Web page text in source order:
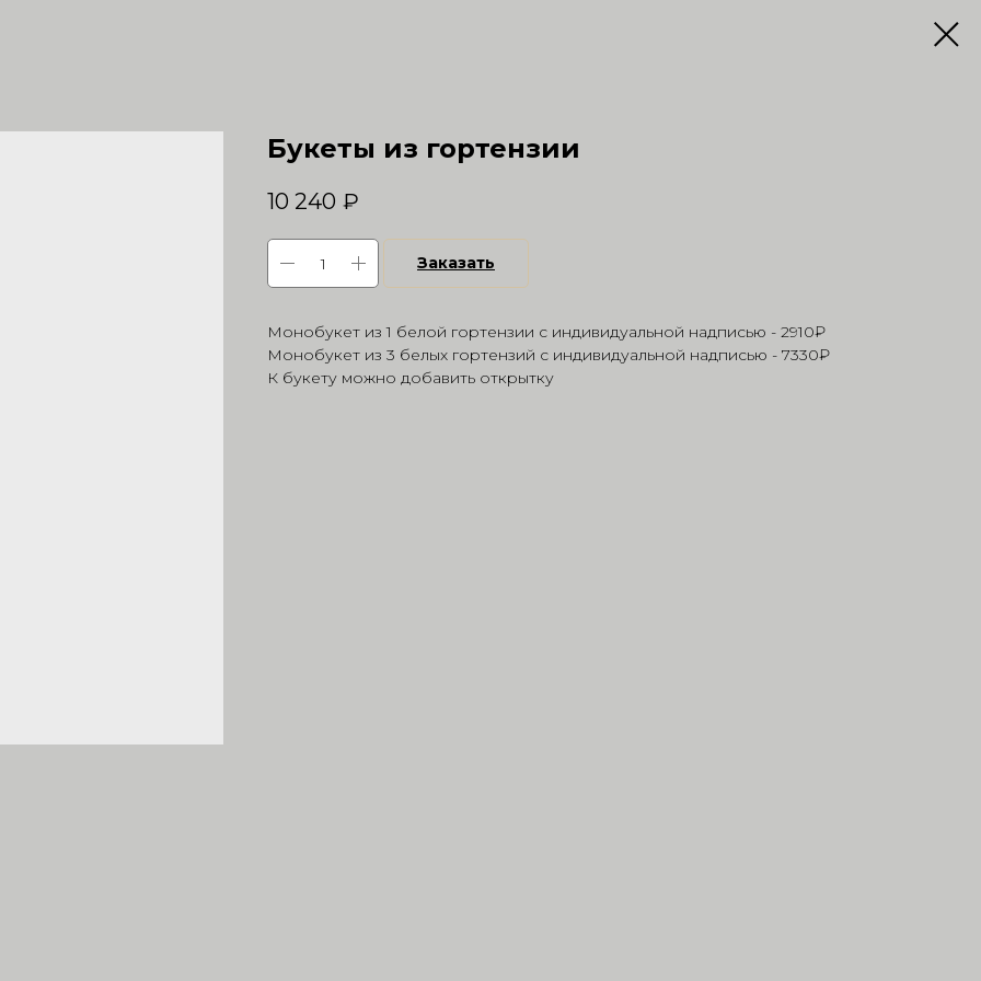
Букеты из гортензии
10 240 ₽
Заказать
Монобукет из 1 белой гортензии с индивидуальной надписью - 2910₽
Монобукет из 3 белых гортензий с индивидуальной надписью - 7330₽
К букету можно добавить открытку